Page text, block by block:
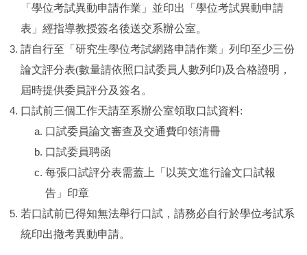
「學位考試異動申請作業」並印出「學位考試異動申請
表」經指導教授簽名後送交系辦公室。
請自行至「研究生學位考試網路申請作業」列印至少三份
論文評分表(數量請依照口試委員人數列印)及合格證明，
屆時提供委員評分及簽名。
口試前三個工作天請至系辦公室領取口試資料:
口試委員論文審查及交通費印領清冊
口試委員聘函
每張口試評分表需蓋上「以英文進行論文口試報
告」印章
若口試前已得知無法舉行口試，請務必自行於學位考試系
統印出撤考異動申請。